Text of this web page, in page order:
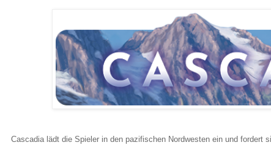
Cascadia lädt die Spieler in den pazifischen Nordwesten ein und fordert